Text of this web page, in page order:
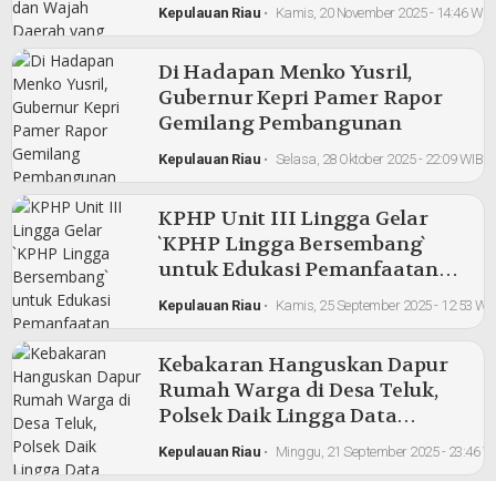
Kepulauan Riau • Kamis, 20 November 2025 - 14:46 WIB
Di Hadapan Menko Yusril,
Gubernur Kepri Pamer Rapor
Gemilang Pembangunan
Kepulauan Riau • Selasa, 28 Oktober 2025 - 22:09 WIB
KPHP Unit III Lingga Gelar
`KPHP Lingga Bersembang`
untuk Edukasi Pemanfaatan
Hutan
Kepulauan Riau • Kamis, 25 September 2025 - 12:53
Kebakaran Hanguskan Dapur
Rumah Warga di Desa Teluk,
Polsek Daik Lingga Data
Kerugian Korban, Capai Jutaan
Rupiah
Kepulauan Riau • Minggu, 21 September 2025 - 23:46